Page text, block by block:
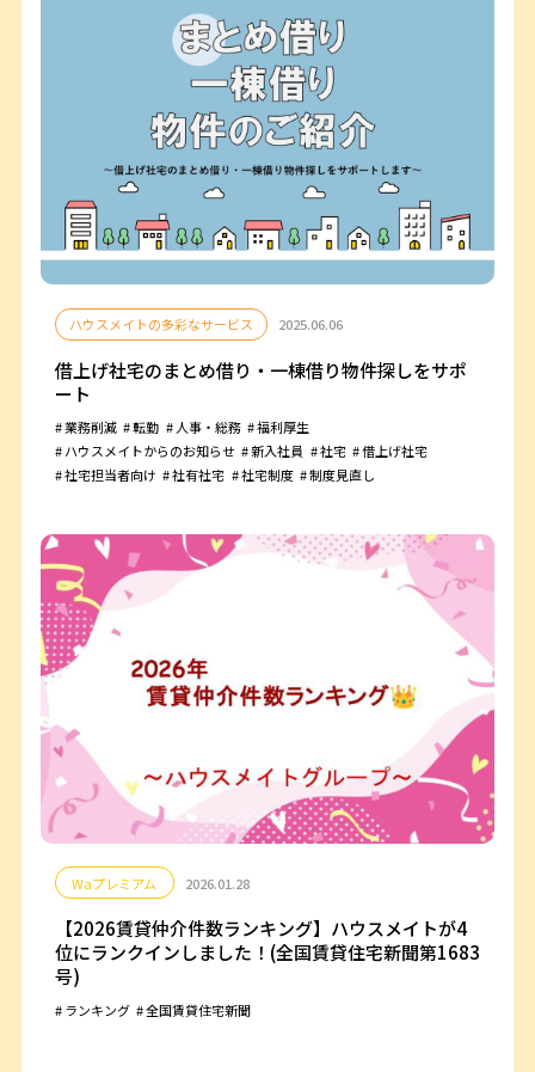
ハウスメイトの多彩なサービス 2025.06.06
借上げ社宅のまとめ借り・一棟借り物件探しをサポ
ート
業務削減 転勤 人事・総務
福利厚生
ハウスメイトからのお知らせ
新入社員 社宅
借上げ社宅
社宅担当者向け
社有社宅 社宅制度 制度見直し
Waプレミアム 2026.01.28
【2026賃貸仲介件数ランキング】ハウスメイトが4
位にランクインしました！(全国賃貸住宅新聞第1683
号)
ランキング 全国賃貸住宅新聞